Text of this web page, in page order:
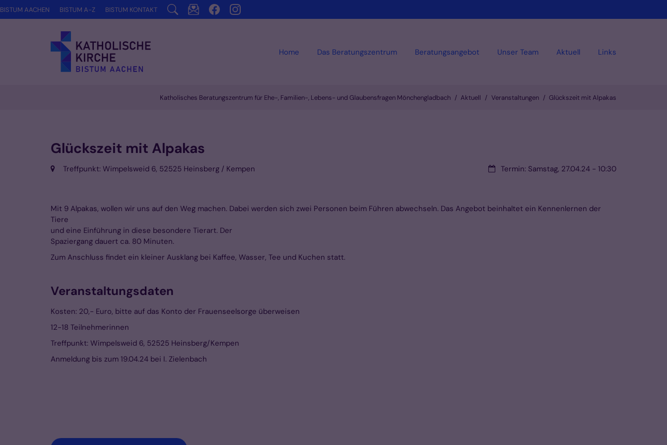
Zum Inhalt springen
Home Das Beratungszentrum Beratungsangebot Unser Team Aktuell Links
BISTUM AACHEN BISTUM A-Z BISTUM KONTAKT
Katholisches Beratungszentrum für Ehe-, Familien-, Lebens- und Glaubensfragen Mönchengladbach Aktuell Veranstaltungen Glückszeit mit Alpakas
Glückszeit mit Alpakas
Datum:Termin: Samstag, 27.04.24 - 10:30
Ort: Treffpunkt: Wimpelsweid 6, 52525 Heinsberg / Kempen
Mit 9 Alpakas, wollen wir uns auf den Weg machen. Dabei werden sich zwei Personen beim Führen abwechseln. Das Angebot beinhaltet ein Kennenlernen der
Tiere
und eine Einführung in diese besondere Tierart. Der
Spaziergang dauert ca. 80 Minuten.
Zum Anschluss findet ein kleiner Ausklang bei Kaffee, Wasser, Tee und Kuchen statt.
Veranstaltungsdaten
Kosten: 20,- Euro, bitte auf das Konto der Frauenseelsorge überweisen
12-18 Teilnehmerinnen
Treffpunkt: Wimpelsweid 6, 52525 Heinsberg/Kempen
Anmeldung bis zum 19.04.24 bei I. Zielenbach